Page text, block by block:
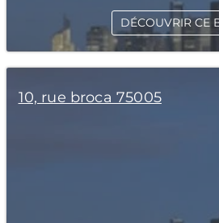
DÉCOUVRIR CE
10, rue broca 75005